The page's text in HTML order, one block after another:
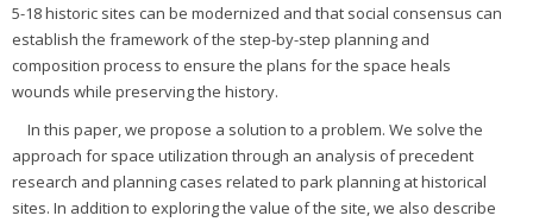
5-18 historic sites can be modernized and that social consensus can
establish the framework of the step-by-step planning and
composition process to ensure the plans for the space heals
wounds while preserving the history.
In this paper, we propose a solution to a problem. We solve the
approach for space utilization through an analysis of precedent
research and planning cases related to park planning at historical
sites. In addition to exploring the value of the site, we also describe